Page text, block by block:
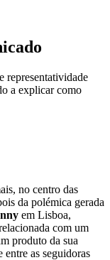
representatividade
a explicar como
no centro das
da polémica gerada
em Lisboa,
com um
produto da sua
entre as seguidoras